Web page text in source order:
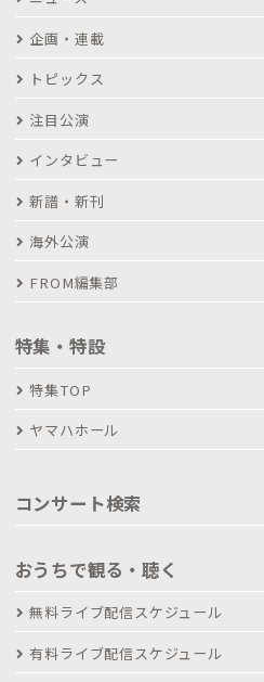
企画・連載
トピックス
注目公演
インタビュー
新譜・新刊
海外公演
FROM編集部
特集・特設
特集TOP
ヤマハホール
コンサート検索
おうちで観る・聴く
無料ライブ配信スケジュール
有料ライブ配信スケジュール